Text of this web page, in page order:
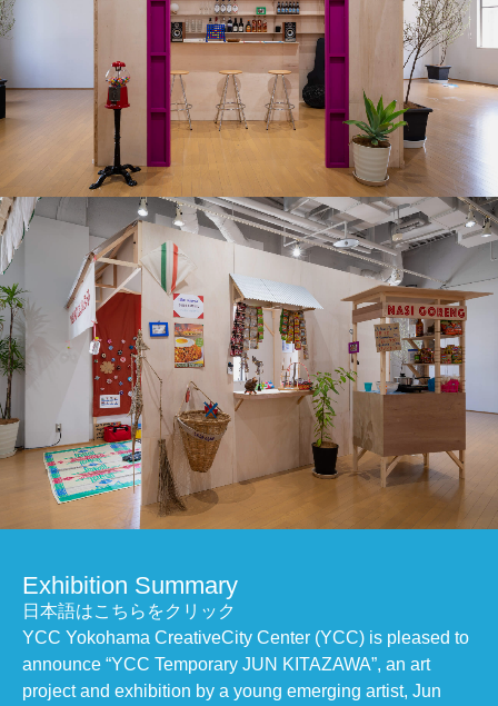
Exhibition Summary
日本語はこちらをクリック
YCC Yokohama CreativeCity Center (YCC) is pleased to
announce “YCC Temporary JUN KITAZAWA”, an art
project and exhibition by a young emerging artist, Jun